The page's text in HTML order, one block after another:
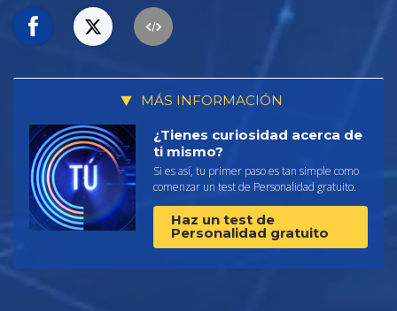
MÁS INFORMACIÓN
¿Tienes curiosidad acerca de
ti mismo?
Si es así, tu primer paso es tan simple como
comenzar un test de Personalidad gratuito.
Haz un test de
Personalidad gratuito